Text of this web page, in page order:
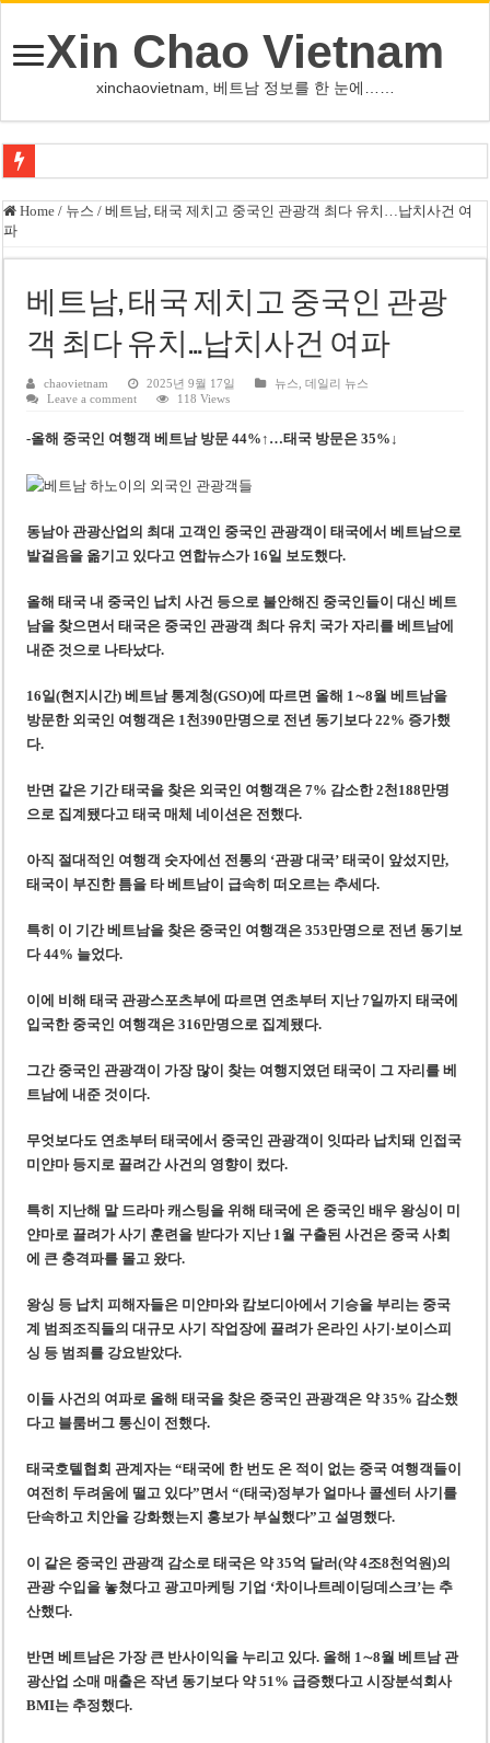
Xin Chao Vietnam
xinchaovietnam, 베트남 정보를 한 눈에……
오덕 목사, 32년 베트남 삶 담은 첫 디카시집 ‘한 컷의 서정’ 출간
베트남 화학·플라스틱 기업 납세 상위 10곳 공개…절반은 국영기업
FIFA 인판티노 회장, 유럽 축구계·북미 정치권 불신임 압박 직면
미화원 쪽방 휴게실 논란…허리도 못 펴는 열악한 환경
호찌민시, 올해 국경절 연휴 5일 연속 휴무 확정… 8월 29일~9월 2일
미 국방부, 육군 참모총장 임명 난항
조세심판원, 배우 유연석 30억 세금 불복 청구 기각
Home / 뉴스 / 베트남, 태국 제치고 중국인 관광객 최다 유치…납치사건 여
파
베트남, 태국 제치고 중국인 관광
객 최다 유치…납치사건 여파
chaovietnam 2025년 9월 17일 뉴스 ,데일리 뉴스
Leave a comment
118 Views
-올해 중국인 여행객 베트남 방문 44%↑…태국 방문은 35%↓
동남아 관광산업의 최대 고객인 중국인 관광객이 태국에서 베트남으로
발걸음을 옮기고 있다고 연합뉴스가 16일 보도했다.
올해 태국 내 중국인 납치 사건 등으로 불안해진 중국인들이 대신 베트
남을 찾으면서 태국은 중국인 관광객 최다 유치 국가 자리를 베트남에
내준 것으로 나타났다.
16일(현지시간) 베트남 통계청(GSO)에 따르면 올해 1∼8월 베트남을
방문한 외국인 여행객은 1천390만명으로 전년 동기보다 22% 증가했
다.
반면 같은 기간 태국을 찾은 외국인 여행객은 7% 감소한 2천188만명
으로 집계됐다고 태국 매체 네이션은 전했다.
아직 절대적인 여행객 숫자에선 전통의 ‘관광 대국’ 태국이 앞섰지만,
태국이 부진한 틈을 타 베트남이 급속히 떠오르는 추세다.
특히 이 기간 베트남을 찾은 중국인 여행객은 353만명으로 전년 동기보
다 44% 늘었다.
이에 비해 태국 관광스포츠부에 따르면 연초부터 지난 7일까지 태국에
입국한 중국인 여행객은 316만명으로 집계됐다.
그간 중국인 관광객이 가장 많이 찾는 여행지였던 태국이 그 자리를 베
트남에 내준 것이다.
무엇보다도 연초부터 태국에서 중국인 관광객이 잇따라 납치돼 인접국
미얀마 등지로 끌려간 사건의 영향이 컸다.
특히 지난해 말 드라마 캐스팅을 위해 태국에 온 중국인 배우 왕싱이 미
얀마로 끌려가 사기 훈련을 받다가 지난 1월 구출된 사건은 중국 사회
에 큰 충격파를 몰고 왔다.
왕싱 등 납치 피해자들은 미얀마와 캄보디아에서 기승을 부리는 중국
계 범죄조직들의 대규모 사기 작업장에 끌려가 온라인 사기·보이스피
싱 등 범죄를 강요받았다.
이들 사건의 여파로 올해 태국을 찾은 중국인 관광객은 약 35% 감소했
다고 블룸버그 통신이 전했다.
태국호텔협회 관계자는 “태국에 한 번도 온 적이 없는 중국 여행객들이
여전히 두려움에 떨고 있다”면서 “(태국)정부가 얼마나 콜센터 사기를
단속하고 치안을 강화했는지 홍보가 부실했다”고 설명했다.
이 같은 중국인 관광객 감소로 태국은 약 35억 달러(약 4조8천억원)의
관광 수입을 놓쳤다고 광고마케팅 기업 ‘차이나트레이딩데스크’는 추
산했다.
반면 베트남은 가장 큰 반사이익을 누리고 있다. 올해 1∼8월 베트남 관
광산업 소매 매출은 작년 동기보다 약 51% 급증했다고 시장분석회사
BMI는 추정했다.